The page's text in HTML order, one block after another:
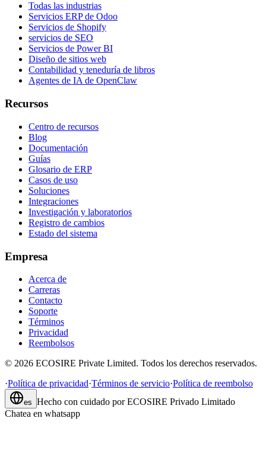
Todas las industrias
Servicios ERP de Odoo
Servicios de Shopify
servicios de SEO
Servicios de Power BI
Diseño de sitios web
Contabilidad y teneduría de libros
Agentes de IA de OpenClaw
Recursos
Centro de recursos
Blog
Documentación
Guías
Glosario de ERP
Casos de uso
Soluciones
Integraciones
Investigación y laboratorios
Registro de cambios
Estado del sistema
Empresa
Acerca de
Carreras
Contacto
Soporte
Términos
Privacidad
Reembolsos
© 2026 ECOSIRE Private Limited. Todos los derechos reservados.
·Política de privacidad·Términos de servicio·Política de reembolso
es Hecho con cuidado por ECOSIRE Privado Limitado
Chatea en whatsapp